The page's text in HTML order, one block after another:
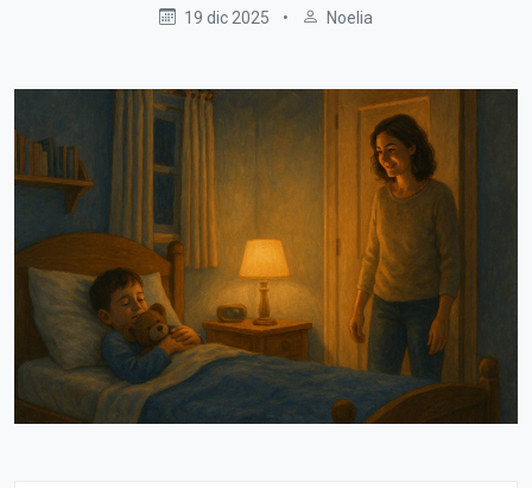
19 dic 2025 • Noelia